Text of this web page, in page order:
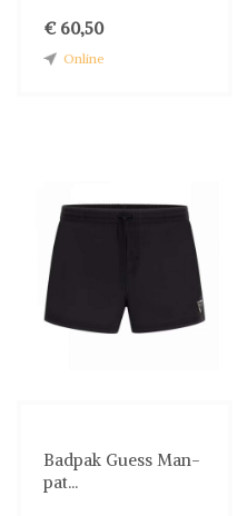
€ 60,50
Online
Badpak Guess Man-
pat...